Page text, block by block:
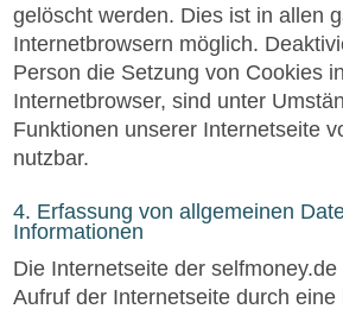
gelöscht werden. Dies ist in allen
Internetbrowsern möglich.
Person die Setzung von Cookies
Internetbrowser, sind unter
Funktionen unserer Internetseite
nutzbar.
4. Erfassung von allgemeinen
Informationen
Die Internetseite der
Aufruf der Internetseite durch